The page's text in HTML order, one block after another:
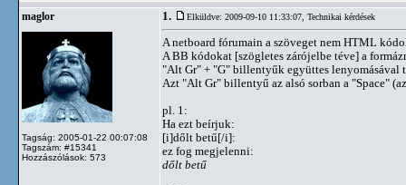
maglor
Tagság: 2005-01-22 00:07:08
Tagszám: #15341
Hozzászólások: 573
1. Elküldve: 2009-09-10 11:33:07, Technikai kérdések
A netboard fórumain a szöveget nem HTML
A BB kódokat [szögletes zárójelbe téve] a
"Alt Gr" + "G" billentyűk együttes lenyomásával
Azt "Alt Gr" billentyű az alsó sorban a "Space"
pl. 1:
Ha ezt beírjuk:
[i]dőlt betű[/i]:
ez fog megjelenni:
dőlt betű